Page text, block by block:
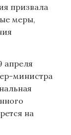
призвала
меры,
апреля
министра
на